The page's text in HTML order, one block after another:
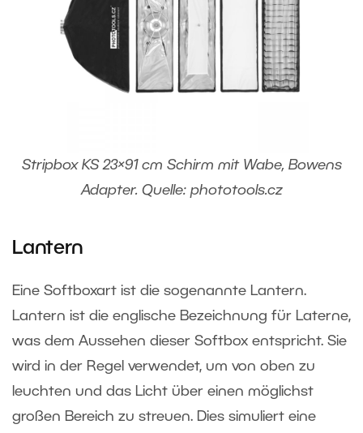
Stripbox KS 23×91 cm Schirm mit Wabe, Bowens
Adapter. Quelle: phototools.cz
Lantern
Eine Softboxart ist die sogenannte Lantern.
Lantern ist die englische Bezeichnung für Laterne,
was dem Aussehen dieser Softbox entspricht. Sie
wird in der Regel verwendet, um von oben zu
leuchten und das Licht über einen möglichst
großen Bereich zu streuen. Dies simuliert eine